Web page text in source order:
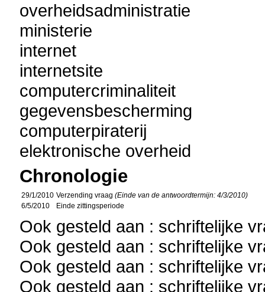
overheidsadministratie
ministerie
internet
internetsite
computercriminaliteit
gegevensbescherming
computerpiraterij
elektronische overheid
Chronologie
29/1/2010 Verzending vraag(Einde van de antwoordtermijn: 4/3/2010)
6/5/2010
Einde zittingsperiode
Ook gesteld aan : schriftelijke
Ook gesteld aan : schriftelijke
Ook gesteld aan : schriftelijke
Ook gesteld aan : schriftelijke